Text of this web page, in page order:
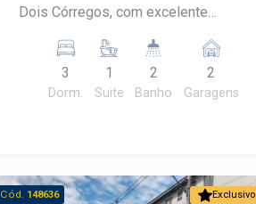
Dois Córregos, com excelente
Em uma das principais avenidas do
bairro, o bairro Dois Córregos,
localizado na região leste de
por abrigar condomínios e chácaras,
3
Dorm.
1
Suite
2
Banho
2
Garagens
Exclusivo
Cód. 148636